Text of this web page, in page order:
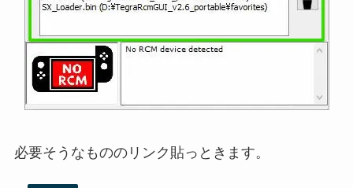
必要そうなもののリンク貼っときます。